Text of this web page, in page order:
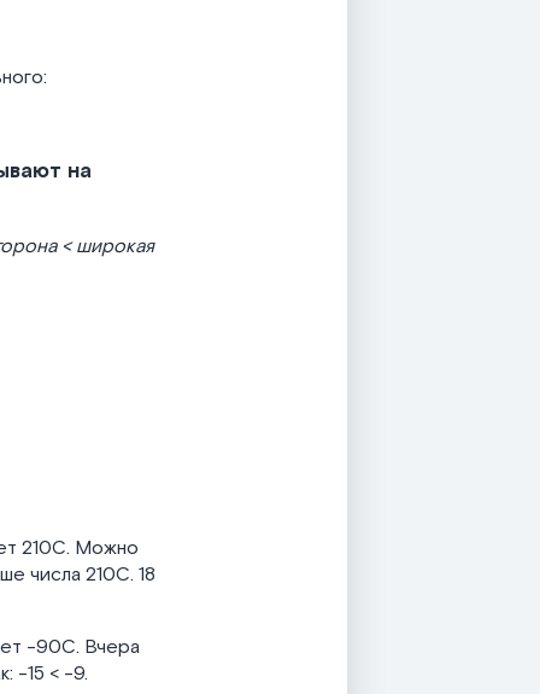
на
< широкая
210С. Можно
числа 210С. 18
-90С. Вчера
-15 < -9.